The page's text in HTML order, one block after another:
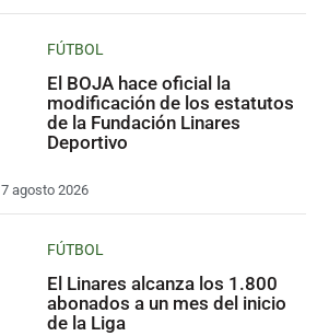
FÚTBOL
El BOJA hace oficial la
modificación de los estatutos
de la Fundación Linares
Deportivo
7 agosto 2026
FÚTBOL
El Linares alcanza los 1.800
abonados a un mes del inicio
de la Liga